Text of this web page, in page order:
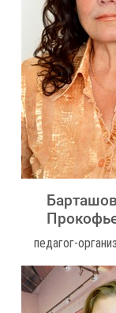
педагог-